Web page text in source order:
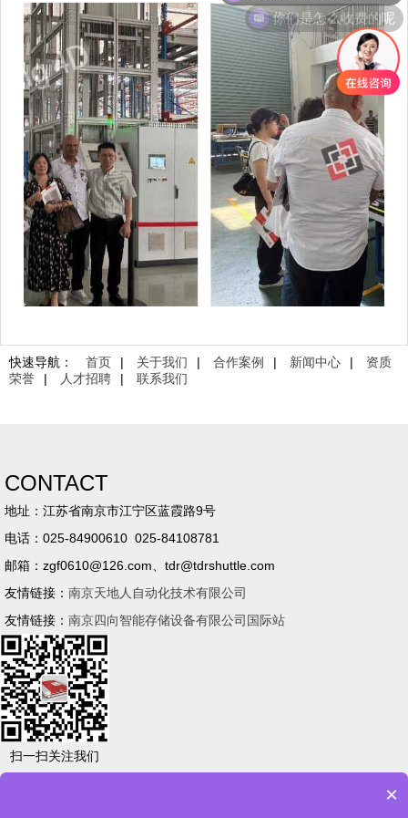
快速导航： 首页 | 关于我们 | 合作案例 | 新闻中心 |
资质
荣誉
| 人才招聘 | 联系我们
CONTACT
地址：江苏省南京市江宁区蓝霞路9号
电话：025-84900610 025-84108781
邮箱：zgf0610@126.com、tdr@tdrshuttle.com
友情链接： 南京天地人自动化技术有限公司
友情链接： 南京四向智能存储设备有限公司国际站
扫一扫关注我们
你们是怎么收费的呢
×